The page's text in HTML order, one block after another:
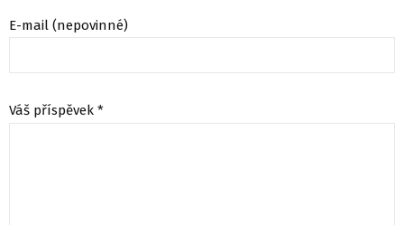
E-mail (nepovinné)
Váš příspěvek *